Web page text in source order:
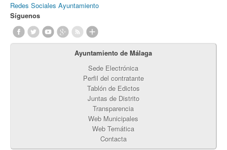
Redes Sociales Ayuntamiento
Síguenos
Ayuntamiento de Málaga
Sede Electrónica
Perfil del contratante
Tablón de Edictos
Juntas de Distrito
Transparencia
Web Municipales
Web Temática
Contacta